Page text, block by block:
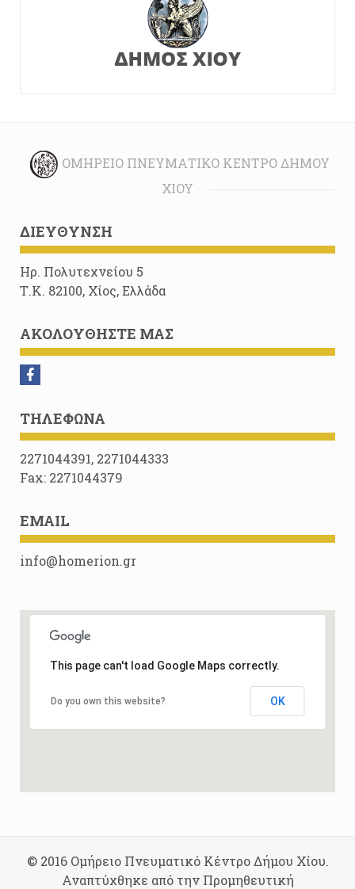
ΟΜΉΡΕΙΟ ΠΝΕΥΜΑΤΙΚΌ ΚΈΝΤΡΟ ΔΉΜΟΥ
ΧΊΟΥ
ΔΙΕΎΘΥΝΣΗ
Ηρ. Πολυτεχνείου 5
Τ.Κ. 82100, Χίος, Ελλάδα
ΑΚΟΛΟΥΘΉΣΤΕ ΜΑΣ
ΤΗΛΈΦΩΝΑ
2271044391, 2271044333
Fax: 2271044379
EMAIL
info@homerion.gr
This page can't load Google Maps correctly.
Do you own this website? OK
© 2016 Ομήρειο Πνευματικό Κέντρο Δήμου Χίου.
Αναπτύχθηκε από την Προμηθευτική